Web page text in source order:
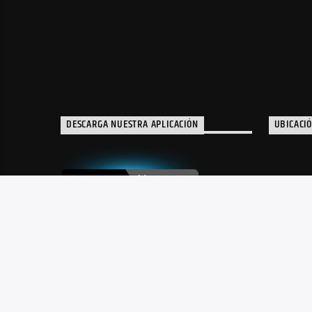
DESCARGA NUESTRA APLICACIÓN